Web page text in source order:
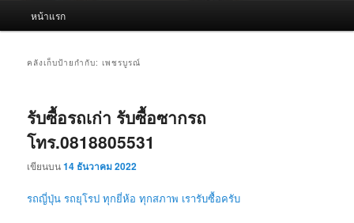
หน้าแรก
คลังเก็บป้ายกำกับ:เพชรบูรณ์
รับซื้อรถเก่า รับซื้อซากรถ
โทร.0818805531
เขียนบน14 ธันวาคม 2022
รถญี่ปุ่น รถยุโรป ทุกยี่ห้อ ทุกสภาพ เรารับซื้อครับ